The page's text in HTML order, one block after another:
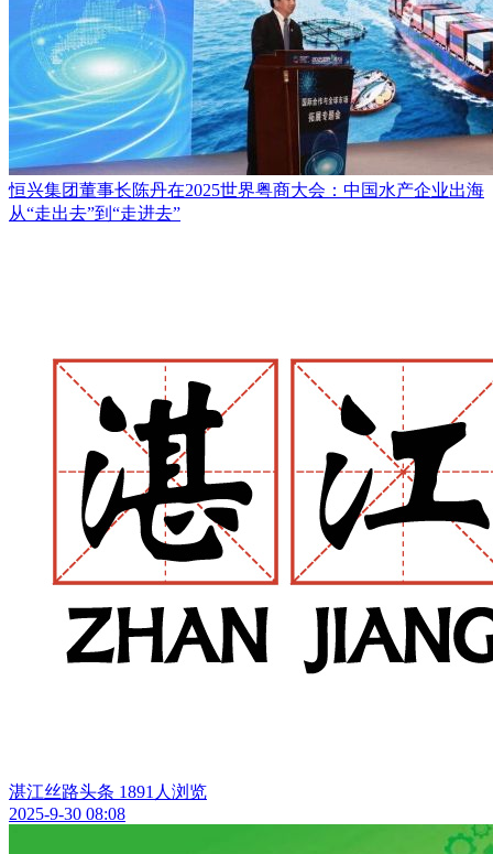
恒兴集团董事长陈丹在2025世界粤商大会：中国水产企业出海
从“走出去”到“走进去”
湛江丝路头条 1891人浏览
2025-9-30 08:08